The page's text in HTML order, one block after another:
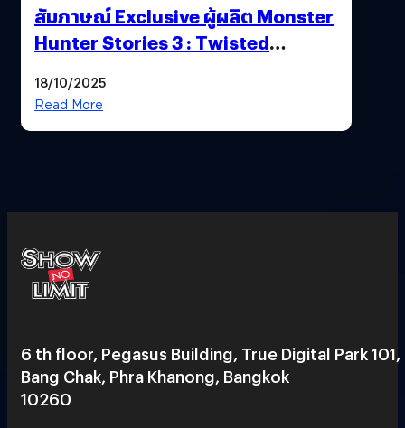
สัมภาษณ์ Exclusive ผู้ผลิต Monster
Hunter Stories 3 : Twisted
สวยฉ่ำ !
18/10/2025
Read More
6 th floor, Pegasus Building, True Digital Park 101,
Bang Chak, Phra Khanong, Bangkok
10260